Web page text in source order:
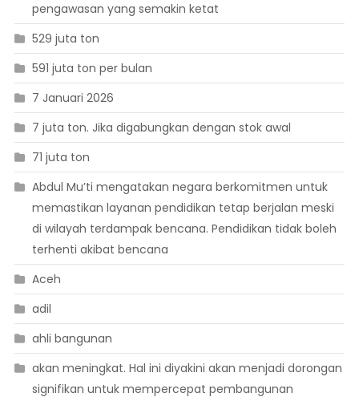
pengawasan yang semakin ketat
529 juta ton
591 juta ton per bulan
7 Januari 2026
7 juta ton. Jika digabungkan dengan stok awal
71 juta ton
Abdul Mu’ti mengatakan negara berkomitmen untuk
memastikan layanan pendidikan tetap berjalan meski
di wilayah terdampak bencana. Pendidikan tidak boleh
terhenti akibat bencana
Aceh
adil
ahli bangunan
akan meningkat. Hal ini diyakini akan menjadi dorongan
signifikan untuk mempercepat pembangunan